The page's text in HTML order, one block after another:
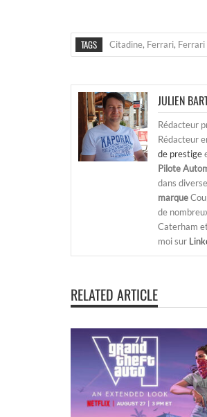
TAGS Citadine, Ferrari, Ferrari
JULIEN
Rédacteur
Rédacteur
de prestige
Pilote
dans
marque
de
Caterham
moi sur
RELATED ARTICLE